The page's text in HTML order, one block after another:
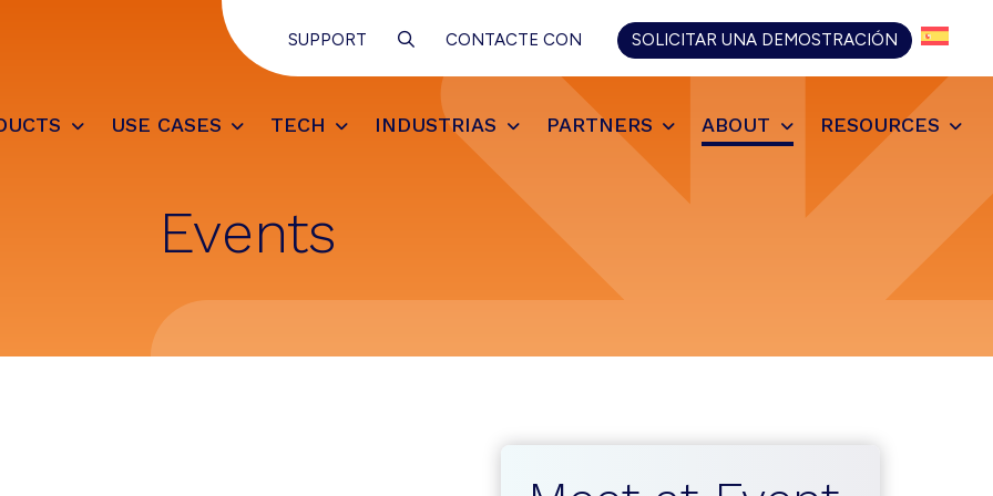
SUPPORT SEARCH
CONTACTE CON SOLICITAR UNA DEMOSTRACIÓN
USE CASES TECH INDUSTRIAS PARTNERS ABOUT RESOURCES
Events